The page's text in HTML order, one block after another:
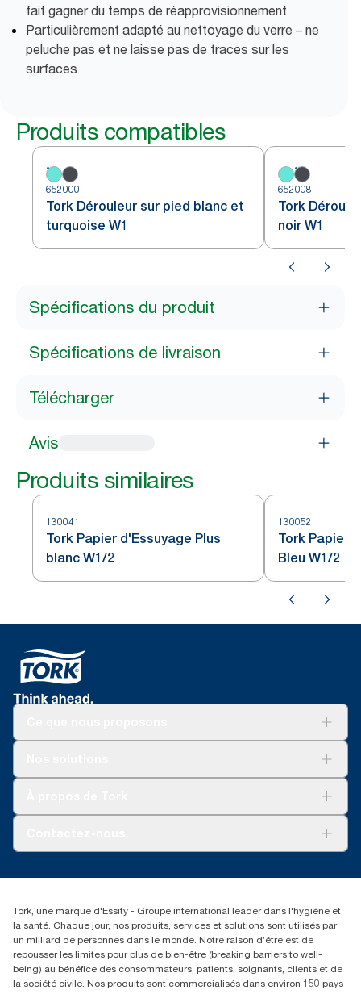
fait gagner du temps de réapprovisionnement
Particulièrement adapté au nettoyage du verre – ne
peluche pas et ne laisse pas de traces sur les
surfaces
Produits compatibles
652000
Tork Dérouleur sur pied blanc et
turquoise W1
652008
Tork
noir W1
Spécifications du produit
Spécifications de livraison
Télécharger
Avis
Produits similaires
130041
Tork Papier d'Essuyage Plus
blanc W1/2
130052
Tork Papier
Bleu W1/2
Réclamation pour distributeurs
02 766 05 30
Essity Belgium NV
Berkenlaan 8B
1831 MACHELEN
Tork, une marque d'Essity - Groupe international leader dans l'hygiène et
la santé. Chaque jour, nos produits, services et solutions sont utilisés par
un milliard de personnes dans le monde. Notre raison d’être est de
repousser les limites pour plus de bien-être (breaking barriers to well-
being) au bénéfice des consommateurs, patients, soignants, clients et de
la société civile. Nos produits sont commercialisés dans environ 150 pays